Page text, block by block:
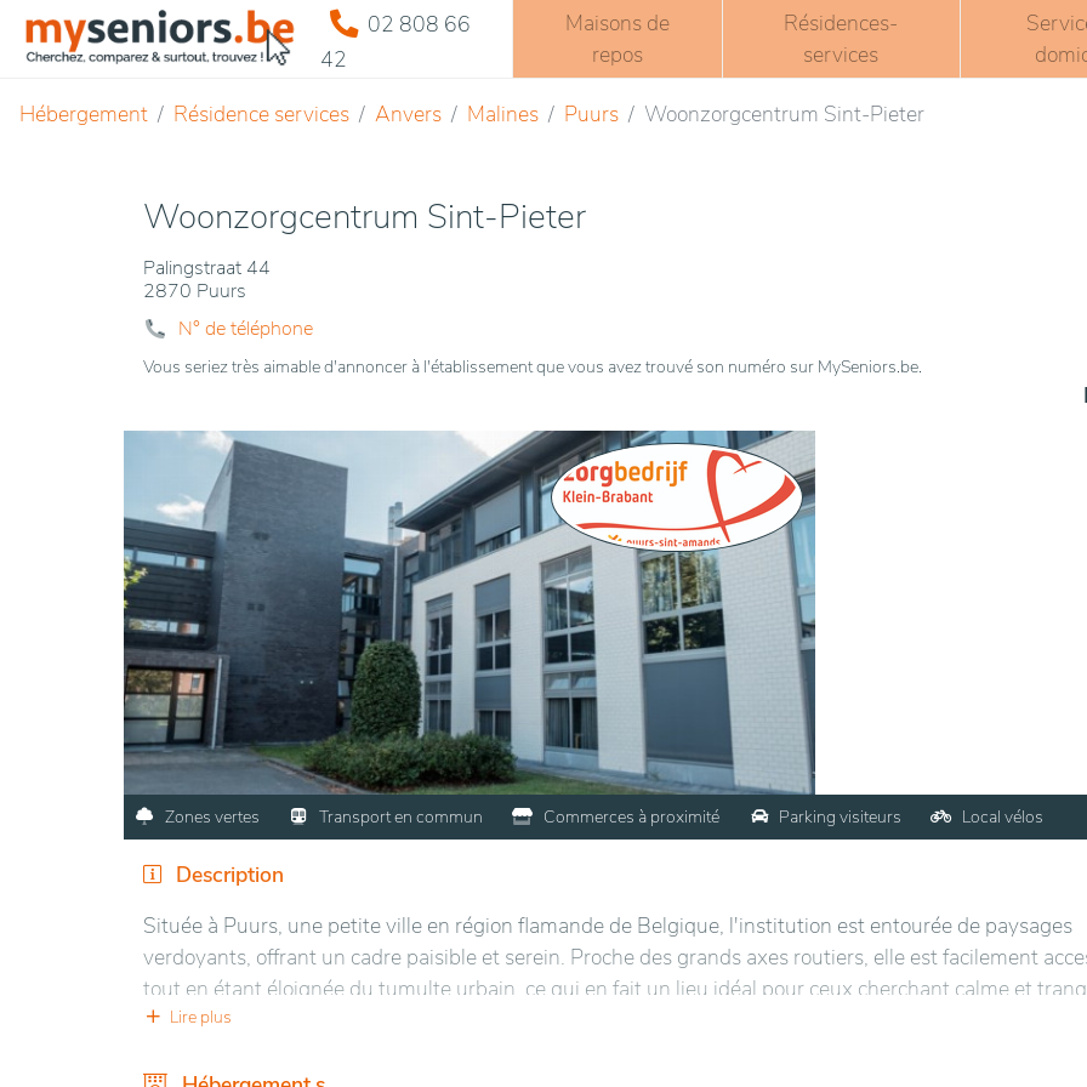
02 808 66
42
Maisons de
repos
Résidences-
services
Hébergement Résidence services Anvers Malines Puurs Woonzorgcentrum Sint-Pieter
Woonzorgcentrum Sint-Pieter
Palingstraat 44
2870 Puurs
N° de téléphone
Vous seriez très aimable d'annoncer à l'établissement que vous avez trouvé son numéro sur MySeniors.be.
Zones vertes Transport en commun Commerces à proximité Parking visiteurs Local vélos
Description
Située à Puurs, une petite ville en région flamande de Belgique, l'institution est entourée de paysages
verdoyants, offrant un cadre paisible et serein. Proche des grands axes routiers, elle est facilement
tout en étant éloignée du tumulte urbain, ce qui en fait un lieu idéal pour ceux cherchant calme et
Le bâtiment, moderne et bien entretenu, dispose de vastes espaces lumineux, propices à la détente. Les
Lire plus